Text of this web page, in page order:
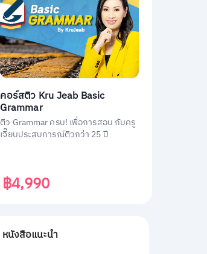
คอร์สติว Kru Jeab Basic
Grammar
ติว Grammar ครบ! เพื่อการสอบ กับครู
เจี๊ยบประสบการณ์ติวกว่า 25 ปี
฿4,990
หนังสือแนะนำ